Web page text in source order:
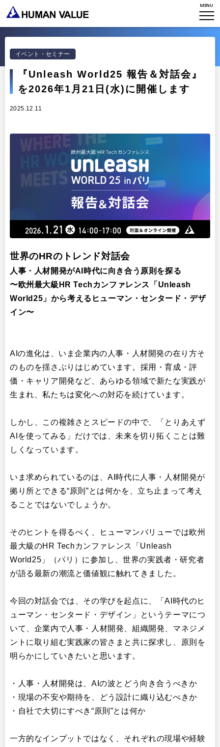
MENU
会社概要
HVからのメッセージ
研究員紹介
アクセスマップ
ミッション・バリュー
会社からのお知らせ
プライバシーポリシー
採用について
WHAT WE DO
組織変革
エンゲージメント
タレント開発
出版
プラクティショナー養成
イベント・セミナー
STORIES
NEWS
イベント・セミナー
リサーチ
出版
CONTACT
検索
イベント・セミナー
『Unleash World25 報告＆対話会』
を2026年1月21日(水)に開催します
2025.12.11
世界のHRのトレンド対話会
人事・人材開発がAI時代に向き合う原則を探る
〜欧州最大級HR Techカンファレンス「Unleash
World25」から考えるヒューマン・センタード・デザ
イン〜
AIの進化は、いま企業内の人事・人材開発の在り方そ
のものを揺さぶりはじめています。採用・育成・評
価・キャリア開発など、あらゆる領域で新たな実践が
生まれ、私たちは変化への対応を続けています。
しかし、この複雑さとスピードの中で、「とりあえず
AIを使ってみる」だけでは、未来を切り拓くことは難
しくなっています。
いま求められているのは、AI時代に人事・人材開発が
拠り所とできる“原則”とは何かを、立ち止まって考え
ることではないでしょうか。
そのヒントを得るべく、ヒューマンバリューでは欧州
最大級のHR Techカンファレンス「Unleash
World25」（パリ）に参加し、世界の実践者・研究者
が語る最新の潮流と価値観に触れてきました。
今回の対話会では、その学びを起点に、「AI時代のヒ
ューマン・センタード・デザイン」というテーマにつ
いて、企業内で人事・人材開発、組織開発、マネジメ
ントに取り組む実践家の皆さまと共に探求し、原則を
明らかにしていきたいと思います。
・人事・人材開発は、AIの波とどう向き合うべきか
・現場の不安や期待を、どう設計に織り込むべきか
・自社で大切にすべき“原則”とは何か
一方的なインプットではなく、それぞれの現場や経験